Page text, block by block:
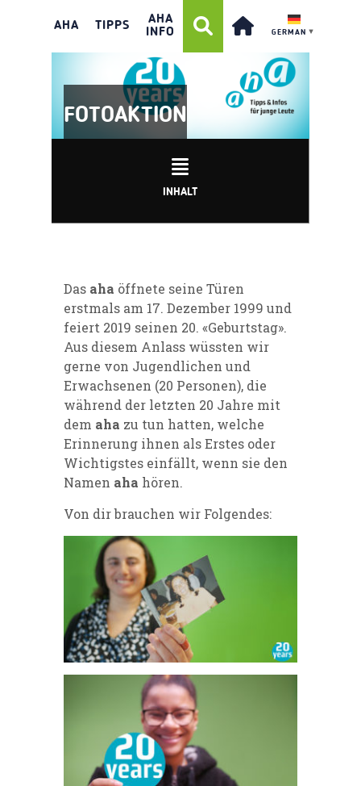
AHA TIPPS
AHA
INFO
GERMAN ▼
FOTOAKTION
INHALT
Das aha öffnete seine Türen
erstmals am 17. Dezember 1999 und
feiert 2019 seinen 20. «Geburtstag».
Aus diesem Anlass wüssten wir
gerne von Jugendlichen und
Erwachsenen (20 Personen), die
während der letzten 20 Jahre mit
dem aha zu tun hatten, welche
Erinnerung ihnen als Erstes oder
Wichtigstes einfällt, wenn sie den
Namen aha hören.
Von dir brauchen wir Folgendes: